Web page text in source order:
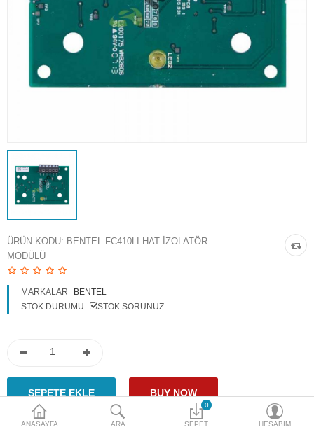
Hırsız Alarm Sistemleri
Yangın Alarm Sistemleri
PDKS Sistemleri
Aksesuarlar
Plaka Tanıma Sistemi
Ürün Güvenlik Sistemleri
Para Birimi
ANASAYFA ARA
0
SEPET HESABIM
ÜRÜN KODU: BENTEL FC410LI HAT İZOLATÖR
MODÜLÜ
MARKALAR
BENTEL
STOK DURUMU
STOK SORUNUZ